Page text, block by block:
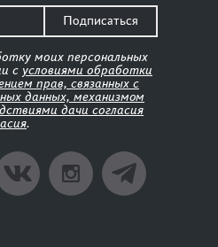
Подписаться
моих персональных
с условиями обработки
прав, связанных с
данных, механизмом
дачи согласия
.